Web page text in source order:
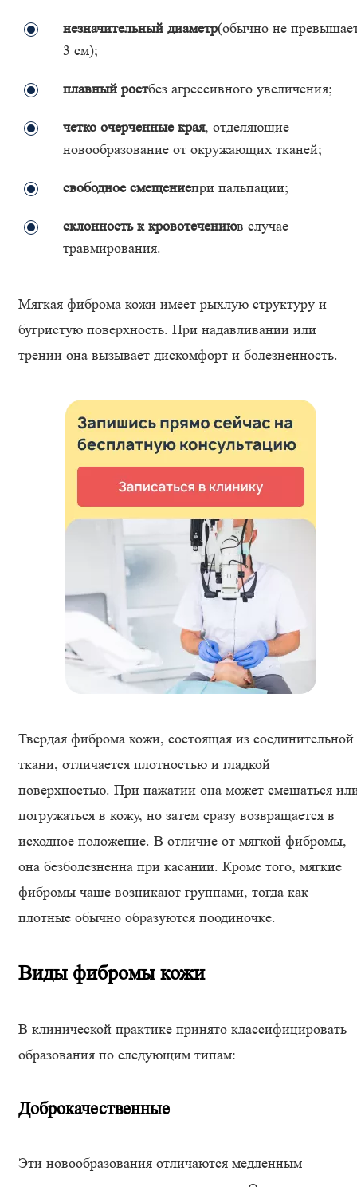
незначительный диаметр(обычно не
3 см);
плавный ростбез агрессивного увеличения;
четко очерченные края, отделяющие
новообразование от окружающих тканей;
свободное смещениепри пальпации;
склонность к кровотечениюв случае
травмирования.
Мягкая фиброма кожи имеет рыхлую структуру и
бугристую поверхность. При надавливании или
трении она вызывает дискомфорт и болезненность.
Твердая фиброма кожи, состоящая из соединительной
ткани, отличается плотностью и гладкой
поверхностью. При нажатии она может смещаться
погружаться в кожу, но затем сразу возвращается в
исходное положение. В отличие от мягкой фибромы,
она безболезненна при касании. Кроме того, мягкие
фибромы чаще возникают группами, тогда как
плотные обычно образуются поодиночке.
Виды фибромы кожи
В клинической практике принято классифицировать
образования по следующим типам:
Доброкачественные
Эти новообразования отличаются медленным